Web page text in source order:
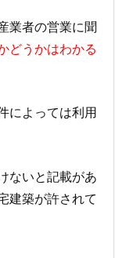
業者の営業に聞
どうかはわかる
によっては利用
ないと記載があ
建築が許されて